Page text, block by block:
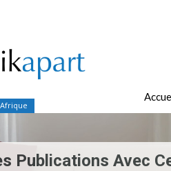
Publications Avec